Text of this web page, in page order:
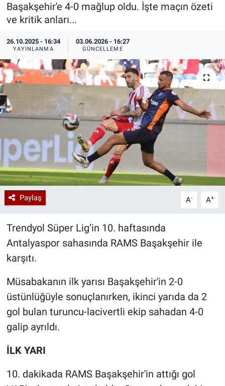
Başakşehir'e 4-0 mağlup oldu. İşte maçın özeti
ve kritik anları...
26.10.2025 - 16:34
YAYINLANMA
03.06.2026 - 16:27
GÜNCELLEME
Paylaş A- A+
Trendyol Süper Lig’in 10. haftasında
Antalyaspor sahasında RAMS Başakşehir ile
karşıtı.
Müsabakanın ilk yarısı Başakşehir'in 2-0
üstünlüğüyle sonuçlanırken, ikinci yarıda da 2
gol bulan turuncu-lacivertli ekip sahadan 4-0
galip ayrıldı.
İLK YARI
10. dakikada RAMS Başakşehir'in attığı gol
Özel Haberler
Yazarlar
Dünya
Medya
Özel Haberler
Erişim Bilgileri
Sağlık
Teknoloji
Ramazan
Haber Arşivi